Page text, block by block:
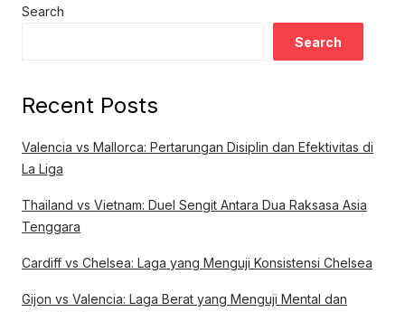
Search
Search
Recent Posts
Valencia vs Mallorca: Pertarungan Disiplin dan Efektivitas di
La Liga
Thailand vs Vietnam: Duel Sengit Antara Dua Raksasa Asia
Tenggara
Cardiff vs Chelsea: Laga yang Menguji Konsistensi Chelsea
Gijon vs Valencia: Laga Berat yang Menguji Mental dan